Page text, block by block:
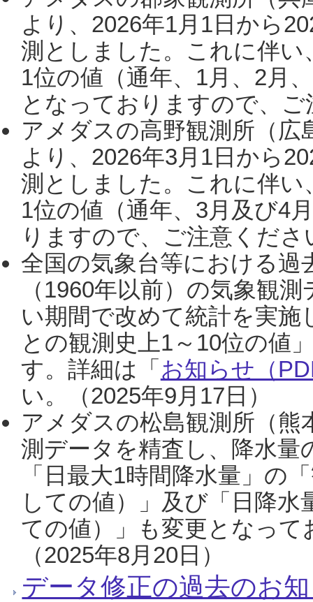
より、2026年1月1日から
測としました。これに伴い
1位の値（通年、1月、2月
となっておりますので、
アメダスの高野観測所（
より、2026年3月1日から
測としました。これに伴い
1位の値（通年、3月及び4
りますので、ご注意くだ
全国の気象台等における過
（1960年以前）の気象観
い期間で改めて統計を実
との観測史上1～10位の値
す。詳細は「 お知らせ（
い。（2025年9月17日）
アメダスの松島観測所（熊
測データを精査し、降水
「日最大1時間降水量」の
しての値）」及び「日降
ての値）」も変更となっ
（2025年8月20日）
データ修正の過去のお